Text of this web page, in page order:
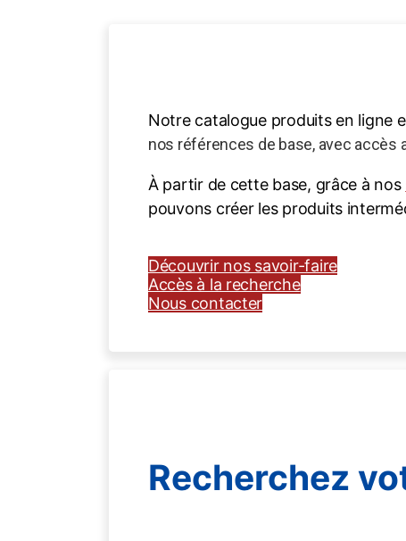
Notre catalogue produits en ligne
nos références de base, avec
À partir de cette base, grâce à nos
pouvons créer les produits
Découvrir nos savoir-faire
Accès à la recherche
Nous contacter
Recherchez